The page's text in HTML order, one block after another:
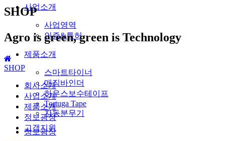
사업소개
사업영역
인증&특허
제품소개
스마트타이너
매직바인더
하우스보수테이프
Tortuga Tape
자동분무기
정보광장
SHOP
Agro is green, green is Technology
SHOP
회사소개
사업소개
제품소개
정보광장
고객지원